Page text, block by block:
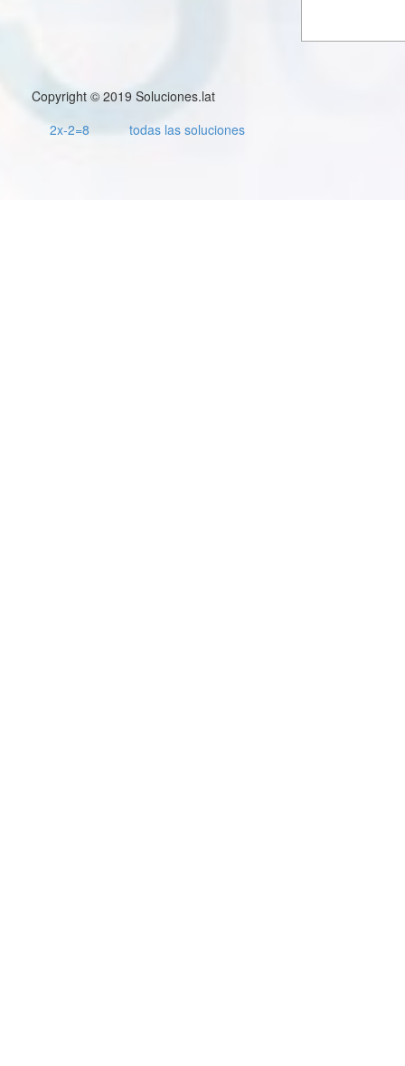
Copyright © 2019 Soluciones.lat
2x-2=8
todas las soluciones